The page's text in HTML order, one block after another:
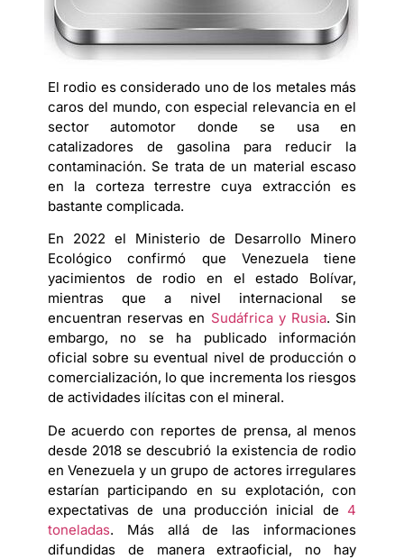
El rodio es considerado uno de los metales más
caros del mundo, con especial relevancia en el
sector automotor donde se usa en
catalizadores de gasolina para reducir la
contaminación. Se trata de un material escaso
en la corteza terrestre cuya extracción es
bastante complicada.
En 2022 el Ministerio de Desarrollo Minero
Ecológico confirmó que Venezuela tiene
yacimientos de rodio en el estado Bolívar,
mientras que a nivel internacional se
encuentran reservas en Sudáfrica y Rusia. Sin
embargo, no se ha publicado información
oficial sobre su eventual nivel de producción o
comercialización, lo que incrementa los riesgos
de actividades ilícitas con el mineral.
De acuerdo con reportes de prensa, al menos
desde 2018 se descubrió la existencia de rodio
en Venezuela y un grupo de actores irregulares
estarían participando en su explotación, con
expectativas de una producción inicial de 4
toneladas. Más allá de las informaciones
difundidas de manera extraoficial, no hay